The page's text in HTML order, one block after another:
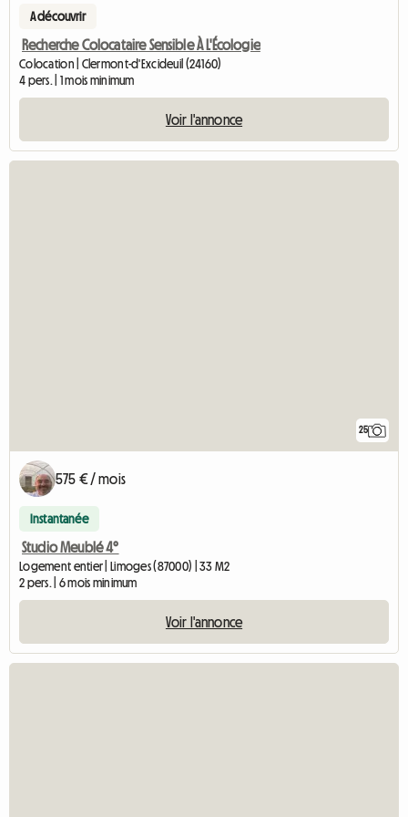
A découvrir
Recherche Colocataire Sensible À L'Écologie
Colocation | Clermont-d'Excideuil (24160)
4 pers. | 1 mois minimum
Voir l'annonce
25
575 € / mois
Instantanée
Studio Meublé 4°
Logement entier | Limoges (87000) | 33 M2
2 pers. | 6 mois minimum
Voir l'annonce